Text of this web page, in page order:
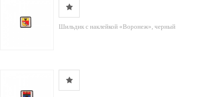
Шильдик с наклейкой «Воронеж», черный